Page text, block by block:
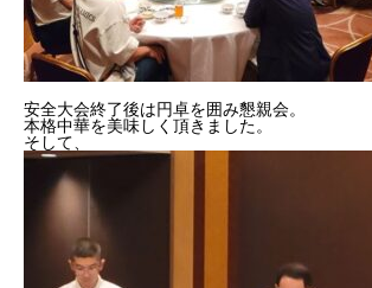
安全大会終了後は円卓を囲み懇親会。
本格中華を美味しく頂きました。
そして、